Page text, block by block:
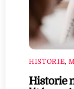
HISTORIE,
Historie